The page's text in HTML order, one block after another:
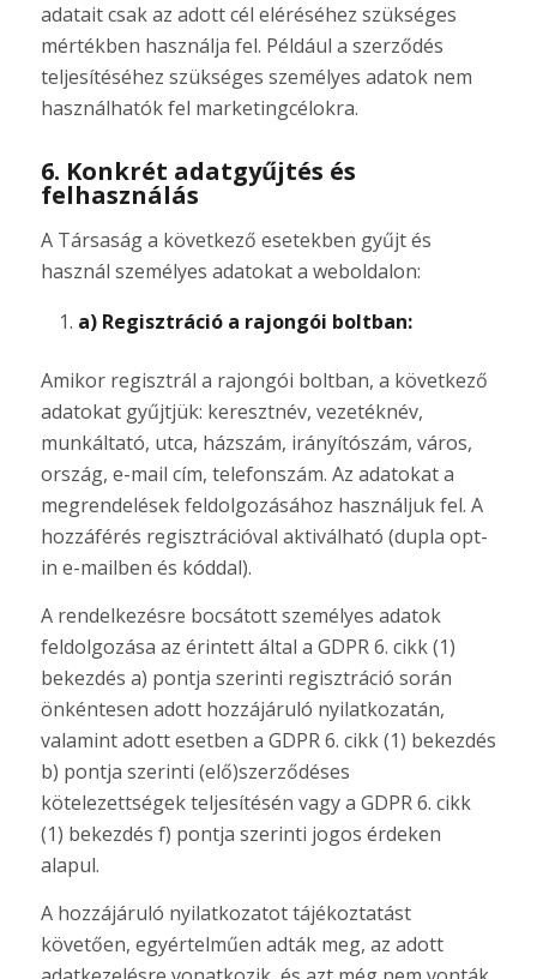
adatait csak az adott cél eléréséhez szükséges
mértékben használja fel. Például a szerződés
teljesítéséhez szükséges személyes adatok nem
használhatók fel marketingcélokra.
6. Konkrét adatgyűjtés és
felhasználás
A Társaság a következő esetekben gyűjt és
használ személyes adatokat a weboldalon:
a) Regisztráció a rajongói boltban:
Amikor regisztrál a rajongói boltban, a következő
adatokat gyűjtjük: keresztnév, vezetéknév,
munkáltató, utca, házszám, irányítószám, város,
ország, e-mail cím, telefonszám. Az adatokat a
megrendelések feldolgozásához használjuk fel. A
hozzáférés regisztrációval aktiválható (dupla opt-
in e-mailben és kóddal).
A rendelkezésre bocsátott személyes adatok
feldolgozása az érintett által a GDPR 6. cikk (1)
bekezdés a) pontja szerinti regisztráció során
önkéntesen adott hozzájáruló nyilatkozatán,
valamint adott esetben a GDPR 6. cikk (1) bekezdés
b) pontja szerinti (elő)szerződéses
kötelezettségek teljesítésén vagy a GDPR 6. cikk
(1) bekezdés f) pontja szerinti jogos érdeken
alapul.
A hozzájáruló nyilatkozatot tájékoztatást
követően, egyértelműen adták meg, az adott